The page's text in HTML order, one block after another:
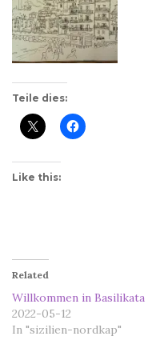
Teile dies:
Like this:
Related
Willkommen in Basilikata
2022-05-12
In "sizilien-nordkap"